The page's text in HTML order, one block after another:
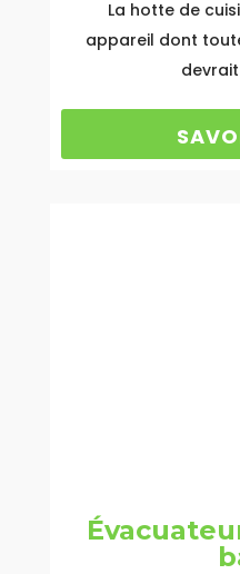
La hotte de
appareil dont